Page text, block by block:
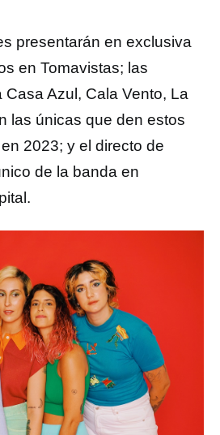
presentarán en exclusiva
en Tomavistas; las
Azul, Cala Vento, La
las únicas que den estos
2023; y el directo de
de la banda en